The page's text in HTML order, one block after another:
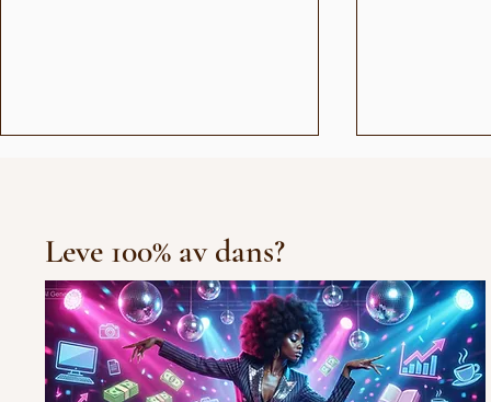
Fresh new set choreo
10/10/10
Leve 100% av dans?